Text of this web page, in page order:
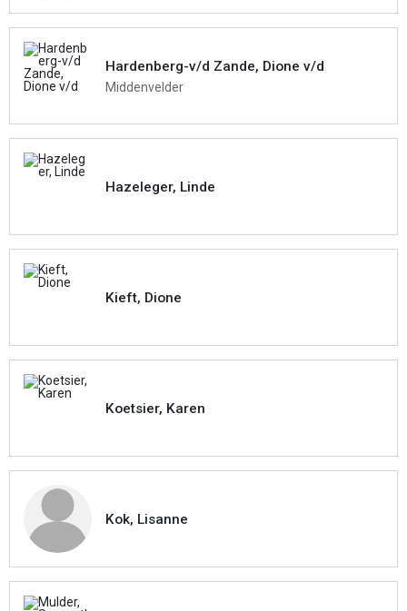
Hardenberg-v/d Zande, Dione v/d
Middenvelder
Hazeleger, Linde
Kieft, Dione
Koetsier, Karen
Kok, Lisanne